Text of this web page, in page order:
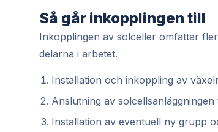
Så går inkopplingen till
Inkopplingen av solceller omfattar
delarna i arbetet.
Installation och inkoppling av
Anslutning av
Installation av eventuell ny grupp